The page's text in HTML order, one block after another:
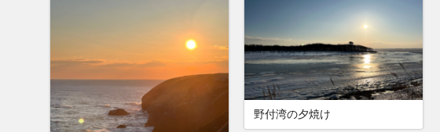
野付湾の夕焼け